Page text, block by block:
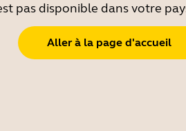
pas disponible dans votre
Aller à la page d'accueil